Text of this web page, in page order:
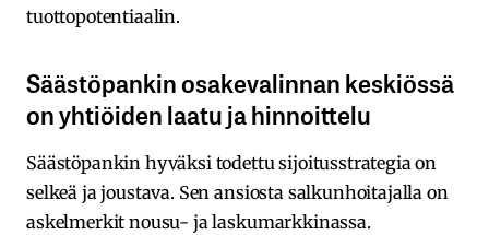
tuottopotentiaalin.
Säästöpankin osakevalinnan keskiössä
on yhtiöiden laatu ja hinnoittelu
Säästöpankin hyväksi todettu sijoitusstrategia on
selkeä ja joustava. Sen ansiosta salkunhoitajalla on
askelmerkit nousu- ja laskumarkkinassa.